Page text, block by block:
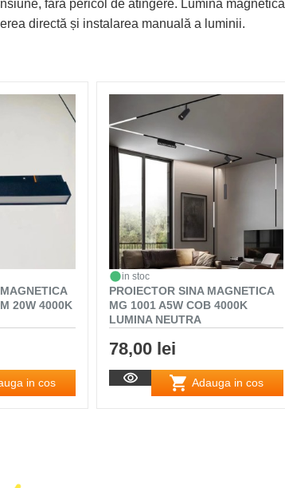
fără pericol de atingere. Lumina
directă și instalarea manuală a luminii.
20W 4000K
in cos
in stoc
PROIECTOR SINA MAGNETICA
MG 1001 A5W COB 4000K
LUMINA NEUTRA
78,00 lei
Adauga in cos